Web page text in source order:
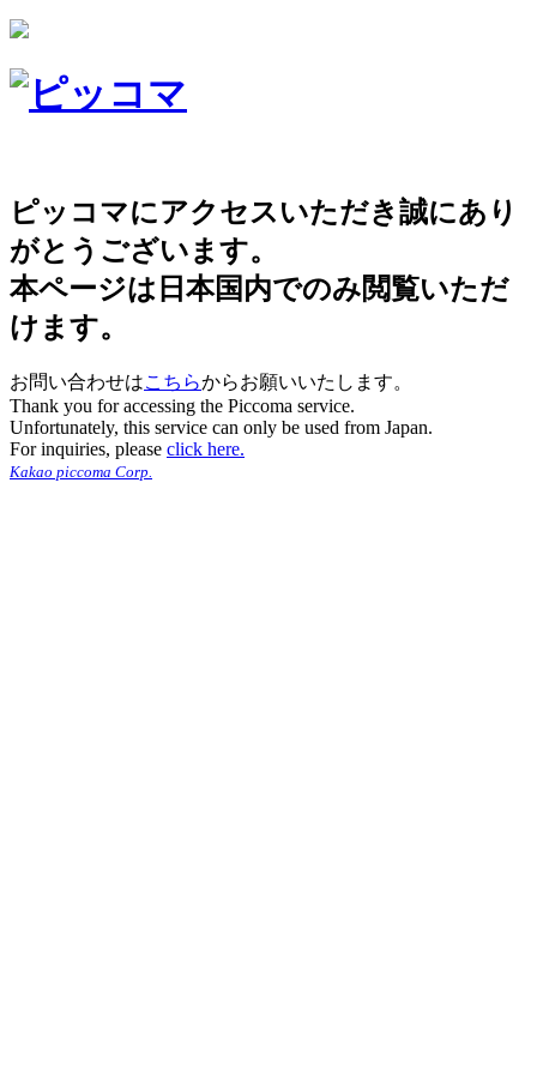
ピッコマにアクセスいただき誠にあり
がとうございます。
本ページは日本国内でのみ閲覧いただ
けます。
お問い合わせはこちらからお願いいたします。
Thank you for accessing the Piccoma service.
Unfortunately, this service can only be used from Japan.
For inquiries, please click here.
Kakao piccoma Corp.